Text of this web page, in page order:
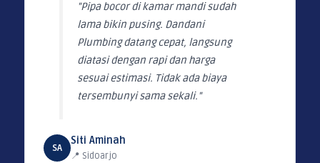
"Pipa bocor di kamar mandi sudah
lama bikin pusing. Dandani
Plumbing datang cepat, langsung
diatasi dengan rapi dan harga
sesuai estimasi. Tidak ada biaya
tersembunyi sama sekali."
SA
Siti Aminah
📍 Sidoarjo